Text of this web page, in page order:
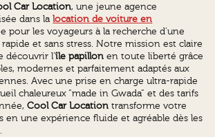
Car Location, une jeune agence
dans lalocation de voiture en
pour les voyageurs à la recherche d’une
et sans stress. Notre mission est claire
découvrir l’île papillon en toute liberté grâce
modernes et parfaitement adaptés aux
Avec une prise en charge ultra-rapide
chaleureux “made in Gwada” et des tarifs
Cool Car Location transforme votre
en une expérience fluide et agréable dès les